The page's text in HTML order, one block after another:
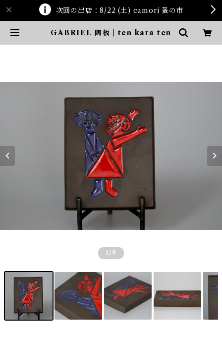
次回の出店：8/22 (土) camori 蚤の市
GABRIEL 陶板 | ten kara ten
1 /9